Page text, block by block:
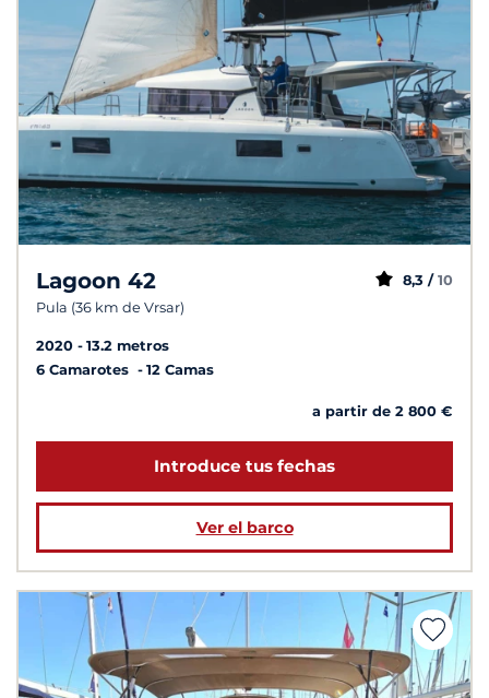
Lagoon 42
Pula (36 km de Vrsar)
8,3 / 10
2020
13.2 metros
6 Camarotes
12 Camas
a partir de 2 800 €
Introduce tus fechas
Ver el barco